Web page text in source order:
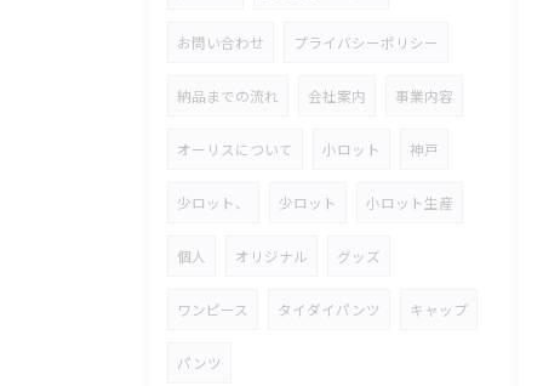
お問い合わせ プライバシーポリシー
納品までの流れ 会社案内 事業内容
オーリスについて 小ロット 神戸
少ロット、 少ロット 小ロット生産
個人 オリジナル グッズ
ワンピース タイダイパンツ キャップ
パンツ